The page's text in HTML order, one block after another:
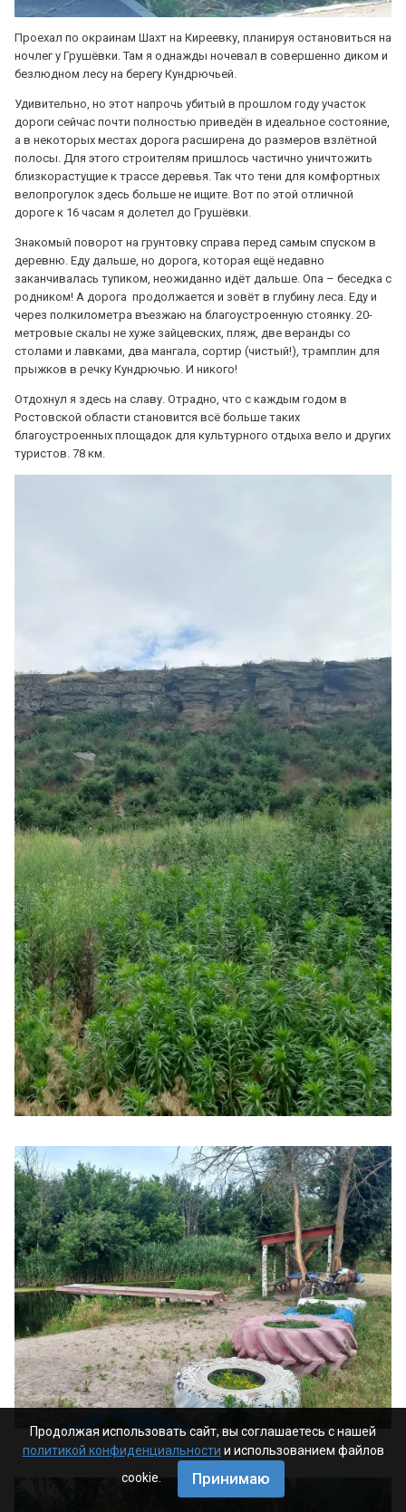
Проехал по окраинам Шахт на Киреевку, планируя остановиться на
ночлег у Грушёвки. Там я однажды ночевал в совершенно диком и
безлюдном лесу на берегу Кундрючьей.
Удивительно, но этот напрочь убитый в прошлом году участок
дороги сейчас почти полностью приведён в идеальное состояние,
а в некоторых местах дорога расширена до размеров взлётной
полосы. Для этого строителям пришлось частично уничтожить
близкорастущие к трассе деревья. Так что тени для комфортных
велопрогулок здесь больше не ищите. Вот по этой отличной
дороге к 16 часам я долетел до Грушёвки.
Знакомый поворот на грунтовку справа перед самым спуском в
деревню. Еду дальше, но дорога, которая ещё недавно
заканчивалась тупиком, неожиданно идёт дальше. Опа – беседка с
родником! А дорога продолжается и зовёт в глубину леса. Еду и
через полкилометра въезжаю на благоустроенную стоянку. 20-
метровые скалы не хуже зайцевских, пляж, две веранды со
столами и лавками, два мангала, сортир (чистый!), трамплин для
прыжков в речку Кундрючью. И никого!
Отдохнул я здесь на славу. Отрадно, что с каждым годом в
Ростовской области становится всё больше таких
благоустроенных площадок для культурного отдыха вело и других
туристов. 78 км.
Продолжая использовать сайт, вы соглашаетесь с нашей
политикой конфиденциальности и использованием файлов
cookie.
Принимаю